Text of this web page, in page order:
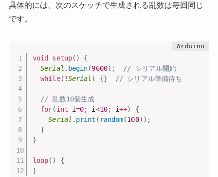
具体的には、次のスケッチで生成される乱数は毎回同じ
です。
void setup( )
{
Serial . begin(9600) ;
// シリアル開始
while( !Serial ) {} // シリアル準備待ち
// 乱数10個生成
for( int i=0; i <10; i++)
{
Serial . print ( random(100) ) ;
}
}
loop( )
{
}